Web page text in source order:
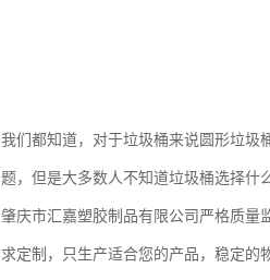
我们都知道，对于垃圾桶来说圆形垃圾
题，但是大多数人不知道垃圾桶选择什
肇庆市汇嘉塑胶制品有限公司严格质量
求定制，只生产适合您的产品，稳定的